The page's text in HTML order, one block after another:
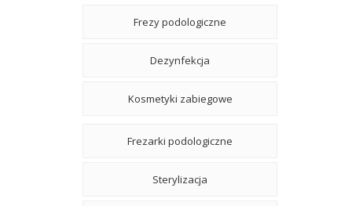
Frezy podologiczne
Dezynfekcja
Kosmetyki zabiegowe
Frezarki podologiczne
Sterylizacja